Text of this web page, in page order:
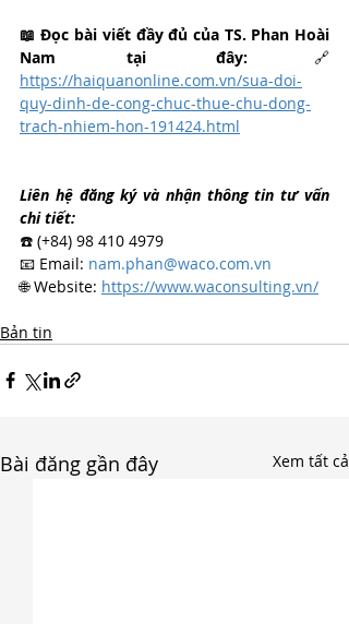
📖 Đọc bài viết đầy đủ của TS. Phan Hoài
Nam tại đây:
https://haiquanonline.com.vn/sua-doi-
quy-dinh-de-cong-chuc-thue-chu-dong-
trach-nhiem-hon-191424.html
Liên hệ đăng ký và nhận thông tin tư vấn
chi tiết:
☎️ (+84) 98 410 4979
📧 Email: nam.phan@waco.com.vn
🌐 Website: https://www.waconsulting.vn/
Bản tin
Bài đăng gần đây Xem tất cả